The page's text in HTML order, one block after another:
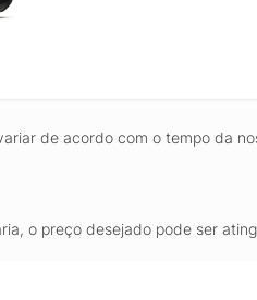
de acordo com o tempo da
o preço desejado pode ser